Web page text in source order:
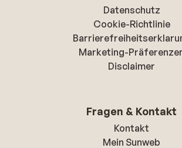
Datenschutz
Cookie-Richtlinie
Marketing-
Disclaimer
Fragen & Kontakt
Kontakt
Mein Sunweb